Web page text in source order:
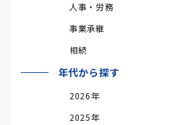
人事・労務
事業承継
相続
年代から探す
2026年
2025年